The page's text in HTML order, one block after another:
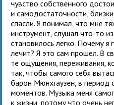
чувство собственного
и самодостаточности,
спасли. Я понимал, что мне
инструмент, слушал что-то
становилось легко. Почему я
лечит? Я это сам прошел. В
те ощущения, переживания,
так, чтобы самого себя
барон Мюнхгаузен, в
моментов. Музыка меня
к жизни, потому что очень